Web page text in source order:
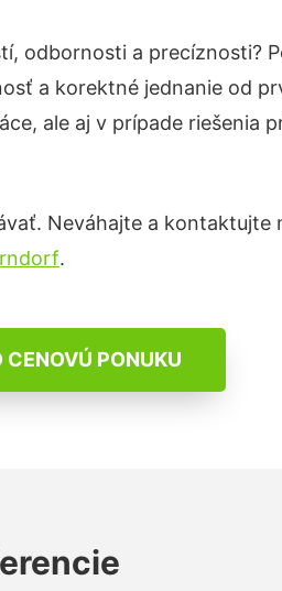
odbornosti a precíznosti?
a korektné jednanie od
ale aj v prípade
Neváhajte a
.
CENOVÚ PONUKU